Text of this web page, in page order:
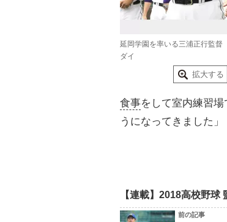
延岡学園を率いる三浦正行監督
ダイ
拡大する
食事をして室内練習
うになってきました」
【連載】2018高校野球
前の記事